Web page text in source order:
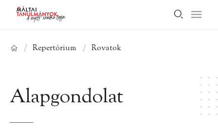
/ Repertórium / Rovatok
Alapgondolat